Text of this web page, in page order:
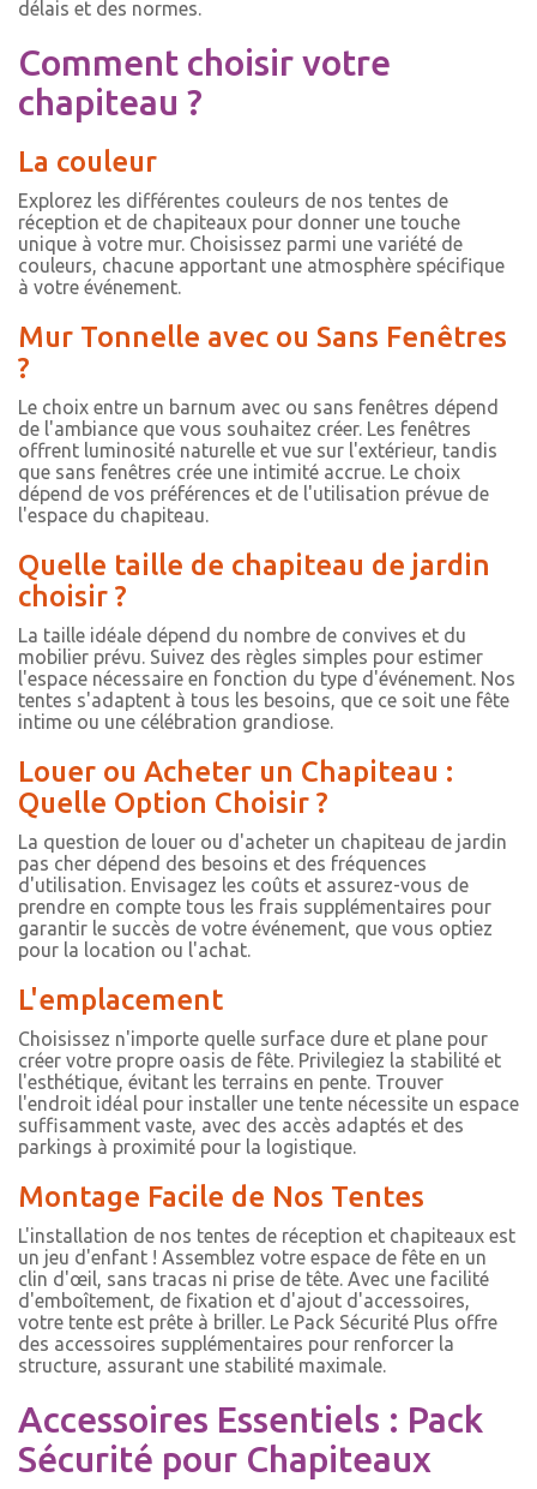
délais et des normes.
Comment choisir votre
chapiteau ?
La couleur
Explorez les différentes couleurs de nos tentes de
réception et de chapiteaux pour donner une touche
unique à votre mur. Choisissez parmi une variété de
couleurs, chacune apportant une atmosphère spécifique
à votre événement.
Mur Tonnelle avec ou Sans Fenêtres
?
Le choix entre un barnum avec ou sans fenêtres dépend
de l'ambiance que vous souhaitez créer. Les fenêtres
offrent luminosité naturelle et vue sur l'extérieur, tandis
que sans fenêtres crée une intimité accrue. Le choix
dépend de vos préférences et de l'utilisation prévue de
l'espace du chapiteau.
Quelle taille de chapiteau de jardin
choisir ?
La taille idéale dépend du nombre de convives et du
mobilier prévu. Suivez des règles simples pour estimer
l'espace nécessaire en fonction du type d'événement. Nos
tentes s'adaptent à tous les besoins, que ce soit une fête
intime ou une célébration grandiose.
Louer ou Acheter un Chapiteau :
Quelle Option Choisir ?
La question de louer ou d'acheter un chapiteau de jardin
pas cher dépend des besoins et des fréquences
d'utilisation. Envisagez les coûts et assurez-vous de
prendre en compte tous les frais supplémentaires pour
garantir le succès de votre événement, que vous optiez
pour la location ou l'achat.
L'emplacement
Choisissez n'importe quelle surface dure et plane pour
créer votre propre oasis de fête. Privilegiez la stabilité et
l'esthétique, évitant les terrains en pente. Trouver
l'endroit idéal pour installer une tente nécessite un espace
suffisamment vaste, avec des accès adaptés et des
parkings à proximité pour la logistique.
Montage Facile de Nos Tentes
L'installation de nos tentes de réception et chapiteaux est
un jeu d'enfant ! Assemblez votre espace de fête en un
clin d'œil, sans tracas ni prise de tête. Avec une facilité
d'emboîtement, de fixation et d'ajout d'accessoires,
votre tente est prête à briller. Le Pack Sécurité Plus offre
des accessoires supplémentaires pour renforcer la
structure, assurant une stabilité maximale.
Accessoires Essentiels : Pack
Sécurité pour Chapiteaux